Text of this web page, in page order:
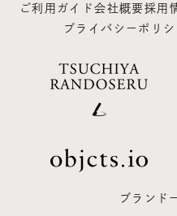
ご利用ガイド会社概要採用
プライバシーポリシ
ブランド